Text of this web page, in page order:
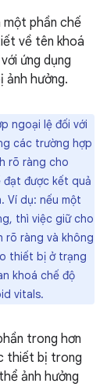
một phần chế
về tên khoá
ứng dụng
ảnh hưởng.
ngoại lệ đối với
các trường hợp
rõ ràng cho
được kết quả
Ví dụ: nếu một
thì việc giữ cho
rõ ràng và không
thiết bị ở trạng
khoá chế độ
vitals.
trong hơn
thiết bị trong
ảnh hưởng